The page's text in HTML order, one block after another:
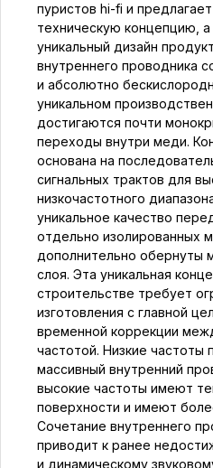
пуристов hi-fi и
техническую концепцию,
уникальный дизайн
внутреннего проводника
и абсолютно
уникальном
достигаются почти
переходы внутри меди.
основана на
сигнальных трактов для
низкочастотного
уникальное качество
отдельно изолированных
дополнительно обернуты
слоя. Эта уникальная
строительстве требует
изготовления с главной
временной коррекции
частотой. Низкие
массивный внутренний
высокие частоты имеют
поверхности и имеют
Сочетание внутреннего
приводит к ранее
и динамическому